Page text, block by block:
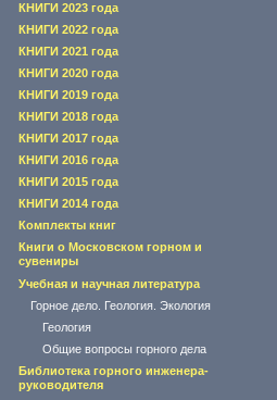
КНИГИ 2023 года
КНИГИ 2022 года
КНИГИ 2021 года
КНИГИ 2020 года
КНИГИ 2019 года
КНИГИ 2018 года
КНИГИ 2017 года
КНИГИ 2016 года
КНИГИ 2015 года
КНИГИ 2014 года
Комплекты книг
Книги о Московском горном и
сувениры
Учебная и научная литература
Горное дело. Геология. Экология
Геология
Общие вопросы горного дела
Библиотека горного инженера-
руководителя